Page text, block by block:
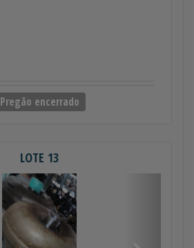
Pregão encerrado
LOTE 13